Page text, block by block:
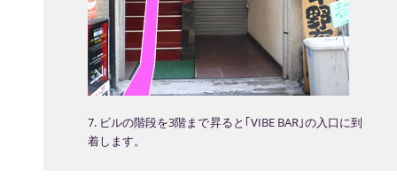
7. ビルの階段を3階まで昇ると｢VIBE BAR｣の入口に到
着します。